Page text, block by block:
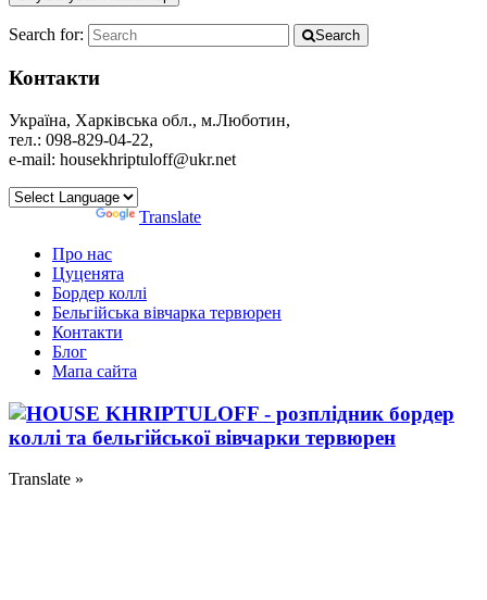
Search for: Search
Контакти
Україна, Харківська обл., м.Люботин,
тел.: 098-829-04-22,
e-mail: housekhriptuloff@ukr.net
Translate
Про нас
Цуценята
Бордер коллі
Бельгійська вівчарка тервюрен
Контакти
Блог
Мапа сайта
Translate »